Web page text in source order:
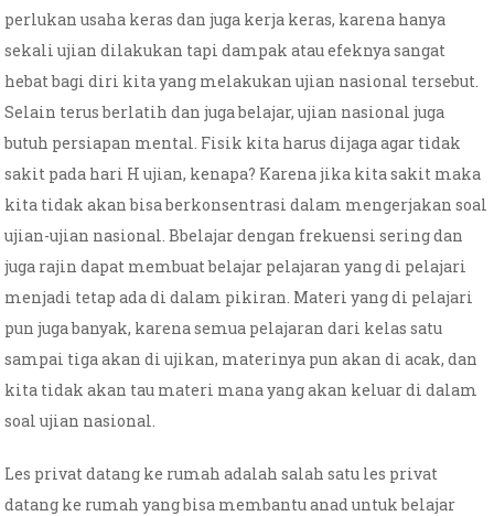
perlukan usaha keras dan juga kerja keras, karena hanya
sekali ujian dilakukan tapi dampak atau efeknya sangat
hebat bagi diri kita yang melakukan ujian nasional tersebut.
Selain terus berlatih dan juga belajar, ujian nasional juga
butuh persiapan mental. Fisik kita harus dijaga agar tidak
sakit pada hari H ujian, kenapa? Karena jika kita sakit maka
kita tidak akan bisa berkonsentrasi dalam mengerjakan soal
ujian-ujian nasional. Bbelajar dengan frekuensi sering dan
juga rajin dapat membuat belajar pelajaran yang di pelajari
menjadi tetap ada di dalam pikiran. Materi yang di pelajari
pun juga banyak, karena semua pelajaran dari kelas satu
sampai tiga akan di ujikan, materinya pun akan di acak, dan
kita tidak akan tau materi mana yang akan keluar di dalam
soal ujian nasional.
Les privat datang ke rumah adalah salah satu les privat
datang ke rumah yang bisa membantu anad untuk belajar